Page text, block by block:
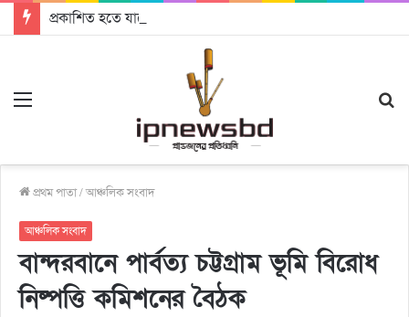
প্রকাশিত হতে যাচ্ছে দি রাবুগার নতুন গান ‘Baljanggi’
প্রথম পাতা/আঞ্চলিক সংবাদ
আঞ্চলিক সংবাদ
বান্দরবানে পার্বত্য চট্টগ্রাম ভূমি বিরোধ
নিষ্পত্তি কমিশনের বৈঠক